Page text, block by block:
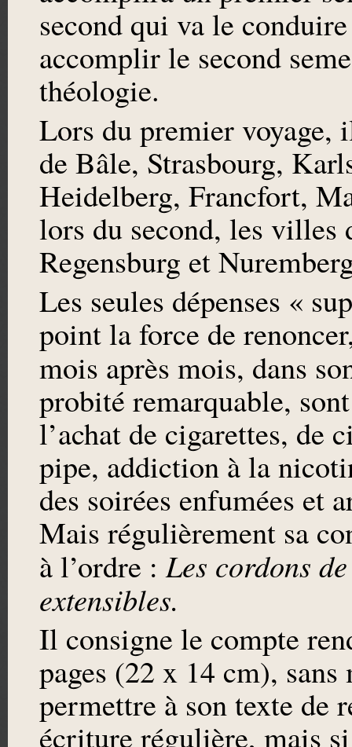
second qui va le
accomplir le second
théologie.
Lors du premier
de Bâle, Strasbourg,
Heidelberg, Francfort,
lors du second, les villes
Regensburg et
Les seules dépenses «
point la force de
mois après mois, dans
probité remarquable,
l’achat de cigarettes, de
pipe, addiction à la
des soirées enfumées et
Mais régulièrement sa
à l’ordre :Les cordons
extensibles.
Il consigne le compte
pages (22 x 14 cm), sans
permettre à son texte de
écriture régulière, mais